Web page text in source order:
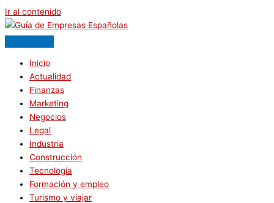
Ir al contenido
Inicio
Actualidad
Finanzas
Marketing
Negocios
Legal
Industria
Construcción
Tecnología
Formación y empleo
Turismo y viajar